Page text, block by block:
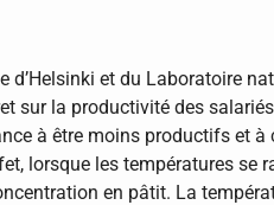
d’Helsinki et du Laboratoire
sur la productivité des
à être moins productifs et
lorsque les températures se
en pâtit. La